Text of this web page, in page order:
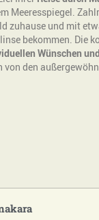
Meeresspiegel.
zuhause und mit
bekommen. Die
Wünschen
von den